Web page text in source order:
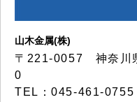
山木金属(株)
〒221-0057 神奈川
0
TEL：045-461-